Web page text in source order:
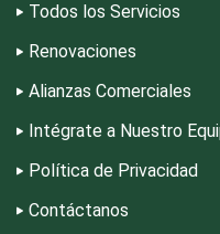
Editores
Todos los Servicios
Renovaciones
Alianzas Comerciales
Intégrate a Nuestro
Política de Privacidad
Contáctanos